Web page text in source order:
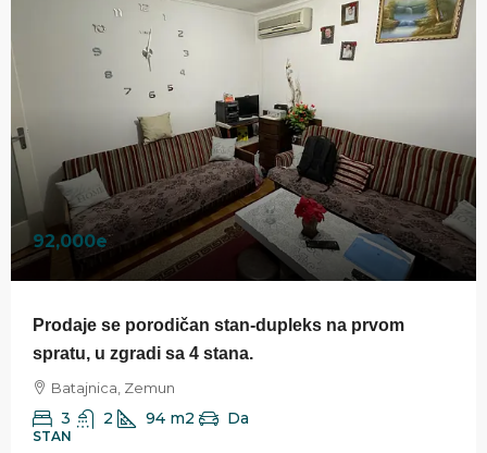
92,000e
Prodaje se porodičan stan-dupleks na prvom
spratu, u zgradi sa 4 stana.
Batajnica, Zemun
3 2 94 m2 Da
STAN